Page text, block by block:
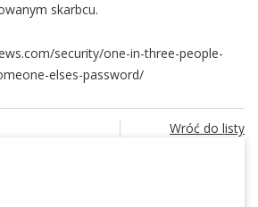
skarbcu.
security/one-in-three-people-
elses-password/
Wróć do listy